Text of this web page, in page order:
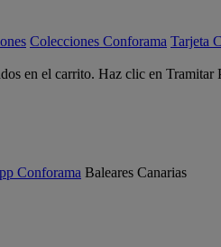
Colecciones Conforama Tarjeta
en el carrito. Haz clic en Tramitar
Conforama Baleares Canarias